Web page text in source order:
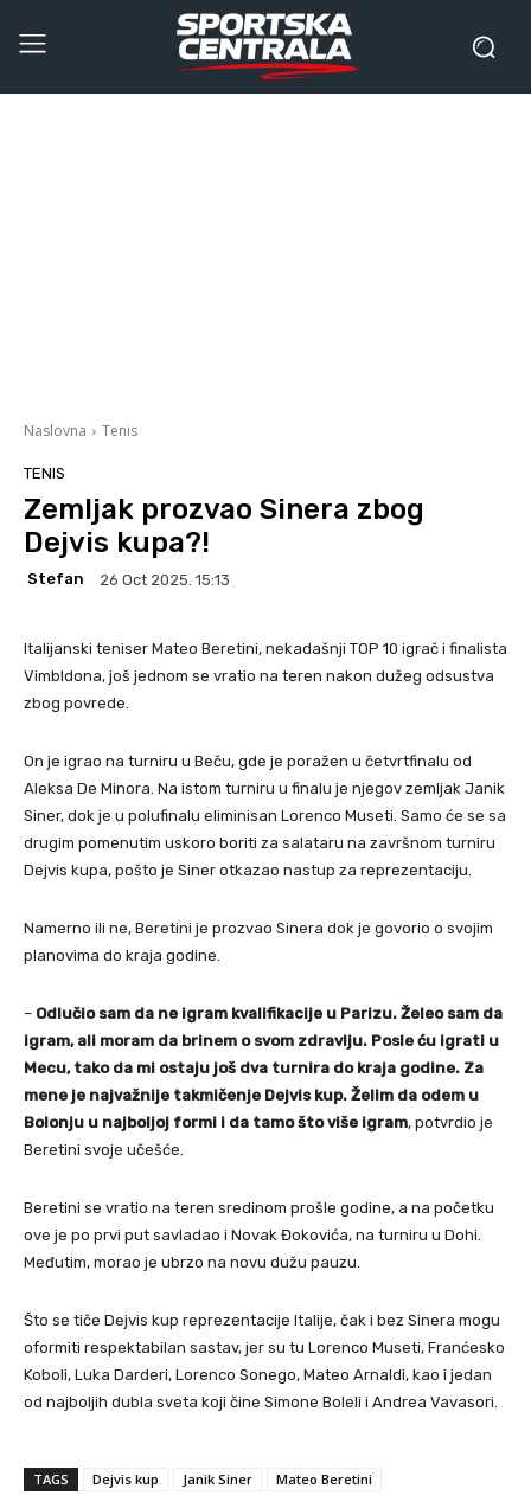
Naslovna Tenis
TENIS
Zemljak prozvao Sinera zbog
Dejvis kupa?!
Stefan 26 Oct 2025. 15:13
Italijanski teniser Mateo Beretini, nekadašnji TOP 10 igrač i finalista
Vimbldona, još jednom se vratio na teren nakon dužeg odsustva
zbog povrede.
On je igrao na turniru u Beču, gde je poražen u četvrtfinalu od
Aleksa De Minora. Na istom turniru u finalu je njegov zemljak Janik
Siner, dok je u polufinalu eliminisan Lorenco Museti. Samo će se sa
drugim pomenutim uskoro boriti za salataru na završnom turniru
Dejvis kupa, pošto je Siner otkazao nastup za reprezentaciju.
Namerno ili ne, Beretini je prozvao Sinera dok je govorio o svojim
planovima do kraja godine.
– Odlučio sam da ne igram kvalifikacije u Parizu. Želeo sam da
igram, ali moram da brinem o svom zdravlju. Posle ću igrati u
Mecu, tako da mi ostaju još dva turnira do kraja godine. Za
mene je najvažnije takmičenje Dejvis kup. Želim da odem u
Bolonju u najboljoj formi i da tamo što više igram, potvrdio je
Beretini svoje učešće.
Beretini se vratio na teren sredinom prošle godine, a na početku
ove je po prvi put savladao i Novak Đokovića, na turniru u Dohi.
Međutim, morao je ubrzo na novu dužu pauzu.
Što se tiče Dejvis kup reprezentacije Italije, čak i bez Sinera mogu
oformiti respektabilan sastav, jer su tu Lorenco Museti, Franćesko
Koboli, Luka Darderi, Lorenco Sonego, Mateo Arnaldi, kao i jedan
od najboljih dubla sveta koji čine Simone Boleli i Andrea Vavasori.
TAGS Dejvis kup Janik Siner Mateo Beretini